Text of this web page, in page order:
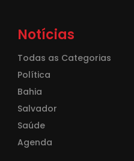
Notícias
Todas as Categorias
Política
Bahia
Salvador
Saúde
Agenda